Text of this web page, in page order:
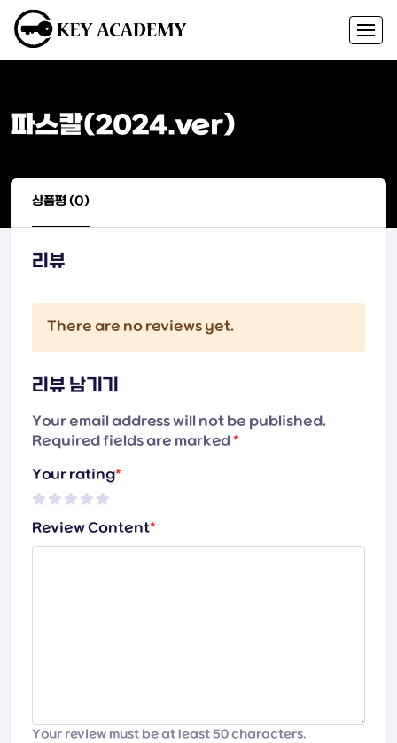
파스칼(2024.ver)
상품평 (0)
리뷰
There are no reviews yet.
리뷰 남기기
Your email address will not be published.
Required fields are marked*
Your rating*
Review Content*
Your review must be at least 50 characters.